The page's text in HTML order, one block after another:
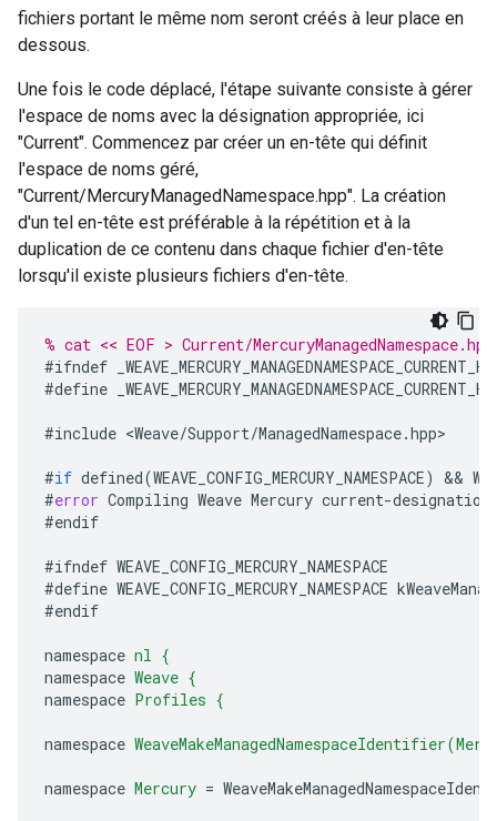
fichiers portant le même nom seront créés à leur place en
dessous.
Une fois le code déplacé, l'étape suivante consiste à gérer
l'espace de noms avec la désignation appropriée, ici
"Current". Commencez par créer un en-tête qui définit
l'espace de noms géré,
"Current/MercuryManagedNamespace.hpp". La création
d'un tel en-tête est préférable à la répétition et à la
duplication de ce contenu dans chaque fichier d'en-tête
lorsqu'il existe plusieurs fichiers d'en-tête.
% cat << EOF > Current/MercuryManagedNamespace.hpp
#ifndef
#define
#include <Weave/Support/ManagedNamespace.hpp>
#if defined(WEAVE_CONFIG_MERCURY_NAMESPACE) &&
#error Compiling Weave Mercury current-designation
#endif
#ifndef WEAVE_CONFIG_MERCURY_NAMESPACE
#define WEAVE_CONFIG_MERCURY_NAMESPACE
#endif
namespace nl {
namespace Weave {
namespace Profiles {
namespace
namespace Mercury =